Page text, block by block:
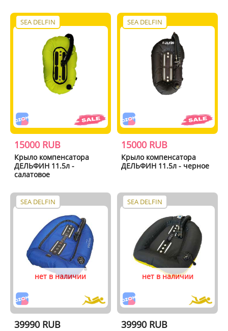
SEA DELFIN
15000 RUB
Крыло компенсатора
ДЕЛЬФИН 11.5л -
салатовое
SEA DELFIN
15000 RUB
Крыло компенсатора
ДЕЛЬФИН 11.5л - черное
SEA DELFIN
нет в наличии
39990 RUB
SEA DELFIN
нет в наличии
39990 RUB